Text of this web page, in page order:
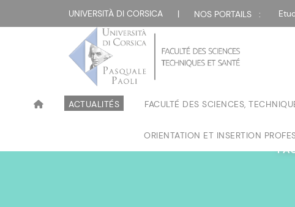
UNIVERSITÀ DI CORSICA | NOS PORTAILS :
ACTUALITÉS FACULTÉ DES SCIENCES,
ORIENTATION ET INSERTION